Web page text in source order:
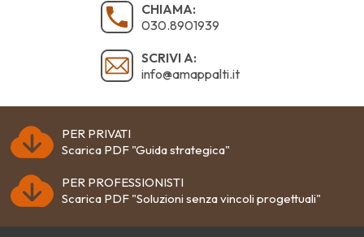
CHIAMA:
030.8901939
SCRIVI A:
info@amappalti.it
PER PRIVATI
Scarica PDF "Guida strategica"
PER PROFESSIONISTI
Scarica PDF "Soluzioni senza vincoli progettuali"